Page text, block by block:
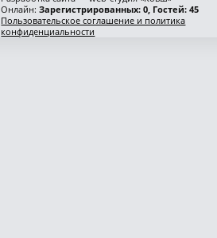
Онлайн:Зарегистрированных: 0, Гостей: 45
Пользовательское соглашение и политика
конфиденциальности